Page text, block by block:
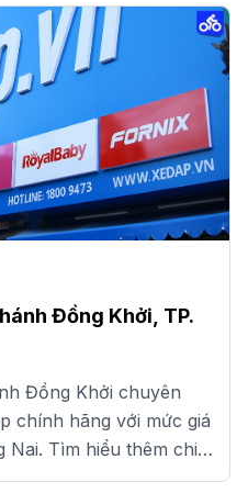
Đồng Khởi, TP.
Đồng Khởi chuyên
chính hãng với mức giá
Nai. Tìm hiểu thêm chi